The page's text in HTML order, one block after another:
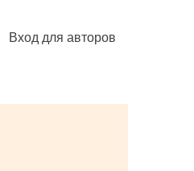
Вход для авторов